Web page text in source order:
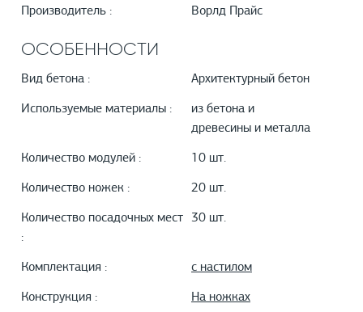
Производитель : Ворлд Прайс
ОСОБЕННОСТИ
Вид бетона : Архитектурный бетон
Используемые материалы :
из бетона и
древесины и металла
Количество модулей : 10 шт.
Количество ножек : 20 шт.
Количество посадочных мест
:
30 шт.
Комплектация : с настилом
Конструкция : На ножках